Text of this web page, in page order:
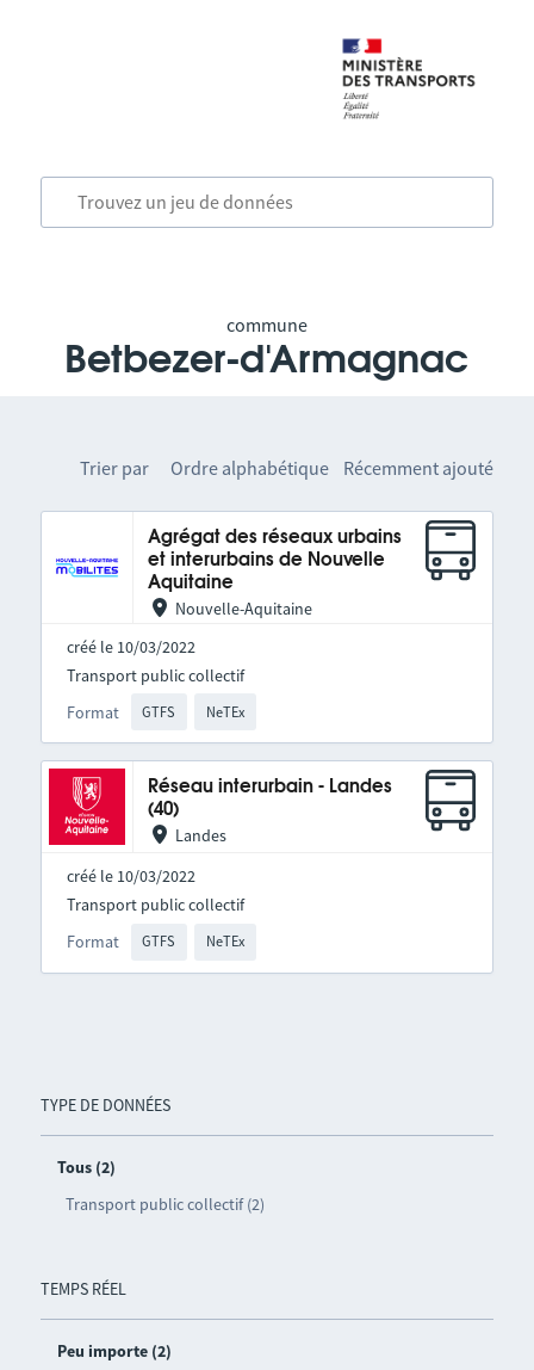
commune
Betbezer-d'Armagnac
TYPE DE DONNÉES
Tous (2)
Transport public collectif (2)
TEMPS RÉEL
Peu importe (2)
Trier par Ordre alphabétique Récemment ajouté
Agrégat des réseaux urbains
et interurbains de Nouvelle
Aquitaine
Nouvelle-Aquitaine
créé le 10/03/2022
Format GTFS NeTEx
Transport public collectif
Réseau interurbain - Landes
(40)
Landes
créé le 10/03/2022
Format GTFS NeTEx
Transport public collectif